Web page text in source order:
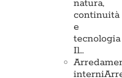
natura,
continuità
e
tecnologia
Il…
interni